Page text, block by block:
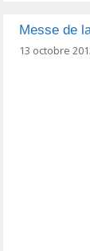
Messe de
13 octobre